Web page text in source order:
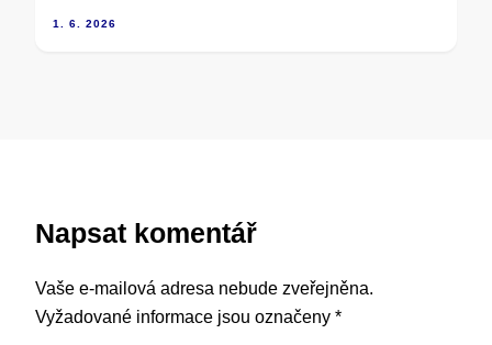
1. 6. 2026
Napsat komentář
Vaše e-mailová adresa nebude zveřejněna.
Vyžadované informace jsou označeny *